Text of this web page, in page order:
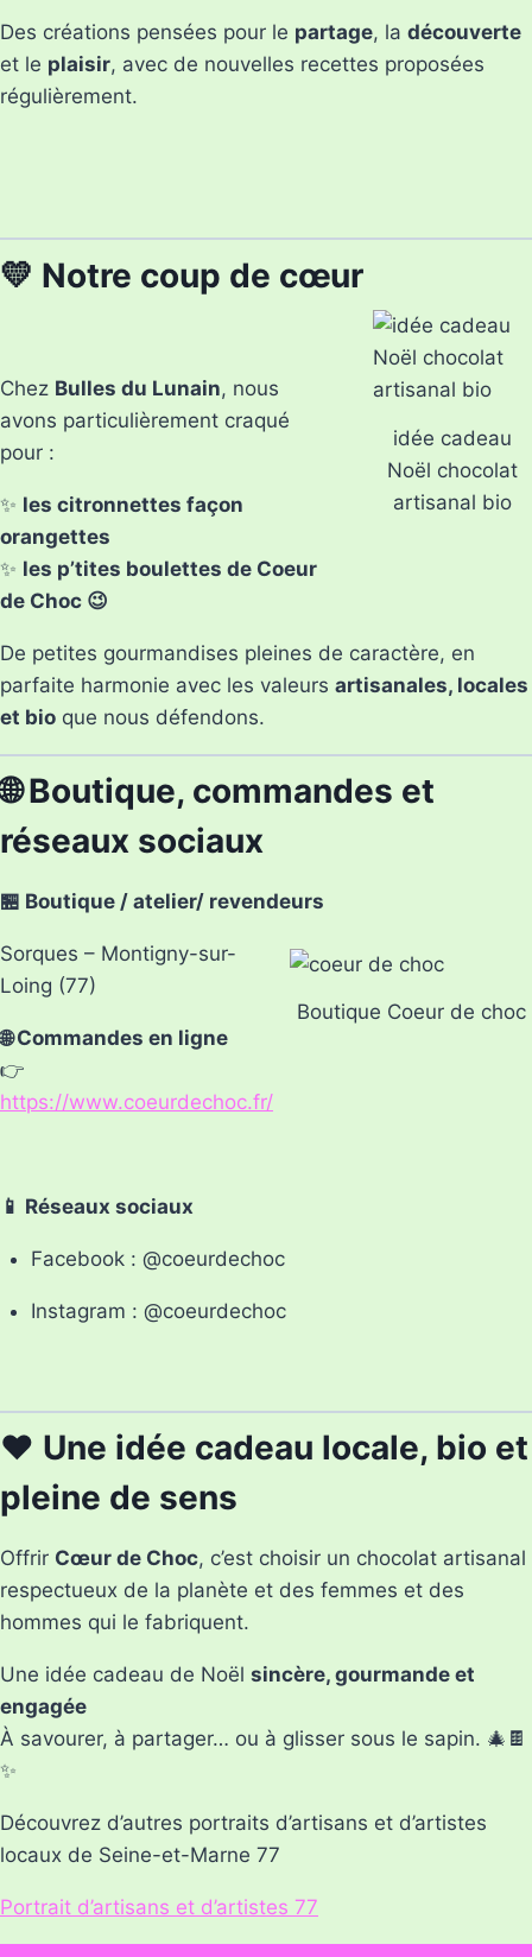
Des créations pensées pour le partage, la découverte
et le plaisir, avec de nouvelles recettes proposées
régulièrement.
💛 Notre coup de cœur
idée cadeau
Noël chocolat
artisanal bio
Chez Bulles du Lunain, nous
avons particulièrement craqué
pour :
✨ les citronnettes façon
orangettes
✨ les p’tites boulettes de Coeur
de Choc 😉
De petites gourmandises pleines de caractère, en
parfaite harmonie avec les valeurs artisanales, locales
et bio que nous défendons.
🌐 Boutique, commandes et
réseaux sociaux
🏪 Boutique / atelier/ revendeurs
Boutique Coeur de choc
Sorques – Montigny-sur-
Loing (77)
🌐 Commandes en ligne
👉
https://www.coeurdechoc.fr/
📱 Réseaux sociaux
Facebook : @coeurdechoc
Instagram : @coeurdechoc
❤️ Une idée cadeau locale, bio et
pleine de sens
Offrir Cœur de Choc, c’est choisir un chocolat artisanal
respectueux de la planète et des femmes et des
hommes qui le fabriquent.
Une idée cadeau de Noël sincère, gourmande et
engagée
À savourer, à partager… ou à glisser sous le sapin. 🎄🍫
✨
Découvrez d’autres portraits d’artisans et d’artistes
locaux de Seine-et-Marne 77
Portrait d’artisans et d’artistes 77